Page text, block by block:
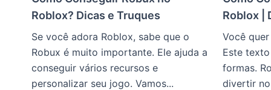
Roblox? Dicas e Truques
Se você adora Roblox, sabe que o
Robux é muito importante. Ele ajuda a
conseguir vários recursos e
personalizar seu jogo. Vamos...
Roblox |
Você
Este
formas.
divertir no